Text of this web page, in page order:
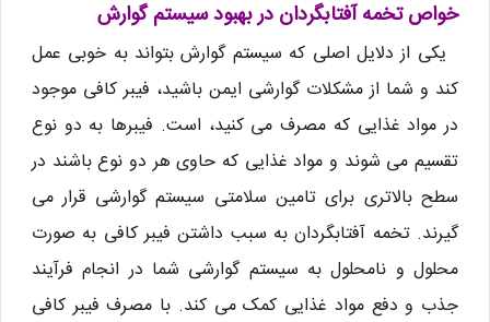
خواص تخمه آفتابگردان در بهبود سیستم گوارش
یکی از دلایل اصلی که سیستم گوارش بتواند به خوبی عمل
کند و شما از مشکلات گوارشی ایمن باشید، فیبر کافی موجود
در مواد غذایی که مصرف می کنید، است. فیبرها به دو نوع
تقسیم می شوند و مواد غذایی که حاوی هر دو نوع باشند در
سطح بالاتری برای تامین سلامتی سیستم گوارشی قرار می
گیرند. تخمه آفتابگردان به سبب داشتن فیبر کافی به صورت
محلول و نامحلول به سیستم گوارشی شما در انجام فرآیند
جذب و دفع مواد غذایی کمک می کند. با مصرف فیبر کافی